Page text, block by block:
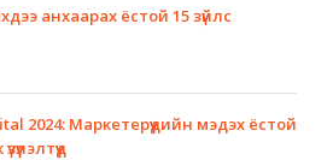
анхаарах ёстой 15 зүйлс
2024: Маркетерүүдийн мэдэх ёстой